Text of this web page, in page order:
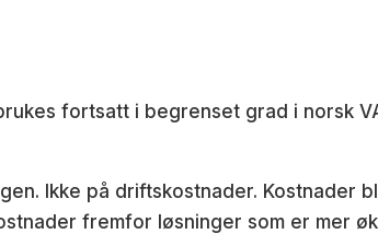
fortsatt i begrenset grad i norsk
Ikke på driftskostnader. Kostnader
fremfor løsninger som er mer